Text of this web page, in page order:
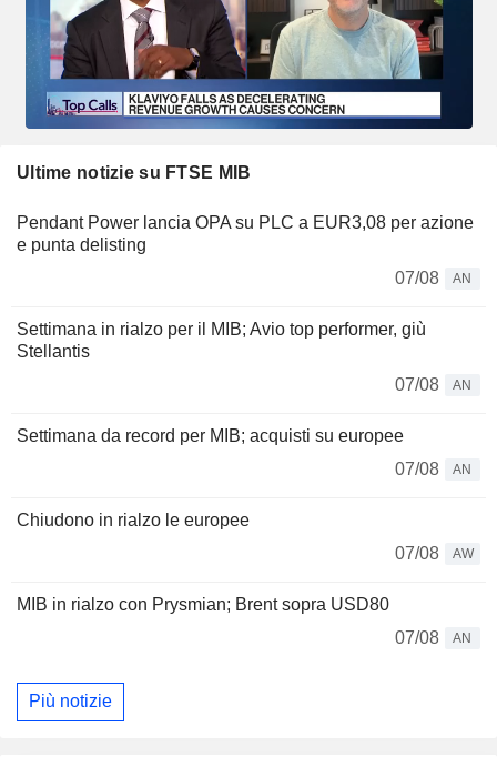
Ultime notizie su FTSE MIB
Pendant Power lancia OPA su PLC a EUR3,08 per azione
e punta delisting
07/08
AN
Settimana in rialzo per il MIB; Avio top performer, giù
Stellantis
07/08
AN
Settimana da record per MIB; acquisti su europee
07/08
AN
Chiudono in rialzo le europee
07/08
AW
MIB in rialzo con Prysmian; Brent sopra USD80
07/08
AN
Più notizie